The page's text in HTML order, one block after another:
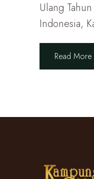
Ulang
Indonesia,
Read More